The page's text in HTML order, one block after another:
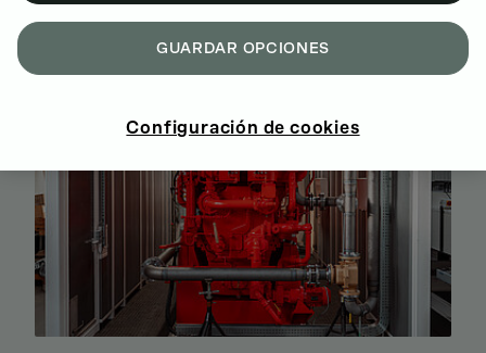
GUARDAR OPCIONES
Configuración de cookies